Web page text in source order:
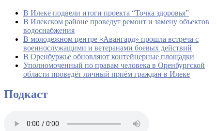
В Илеке подвели итоги проекта “Точка здоровья”
В Илекском районе проведут ремонт и замену объектов
водоснабжения
В молодежном центре «Авангард» прошла встреча с
военнослужащими и ветеранами боевых действий
В Оренбуржье обновляют контейнерные площадки
Уполномоченный по правам человека в Оренбургской
области проведёт личный приём граждан в Илеке
Подкаст